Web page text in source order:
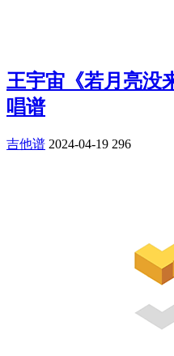
王宇宙《若月亮没
唱谱
吉他谱 2024-04-19 296